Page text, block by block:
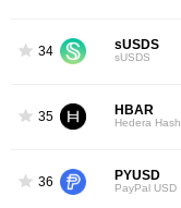
34 sUSDS
sUSDS
35 HBAR
Hedera
36 PYUSD
PayPal USD